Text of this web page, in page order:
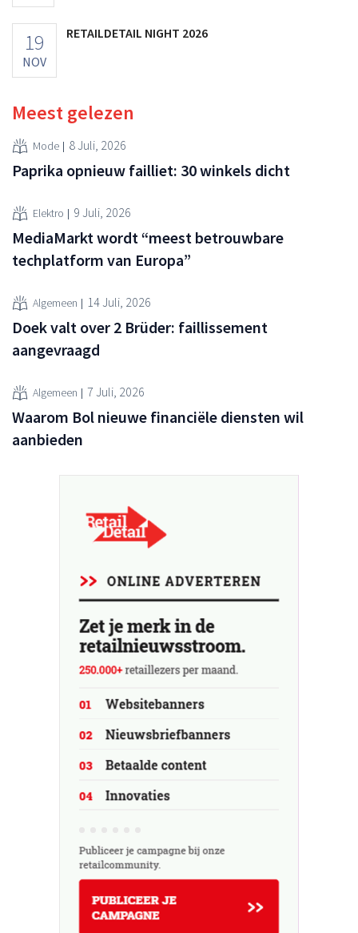
19
NOV
RETAILDETAIL NIGHT 2026
Meest gelezen
Mode 8 Juli, 2026
Paprika opnieuw failliet: 30 winkels dicht
Elektro 9 Juli, 2026
MediaMarkt wordt “meest betrouwbare
techplatform van Europa”
Algemeen 14 Juli, 2026
Doek valt over 2 Brüder: faillissement
aangevraagd
Algemeen 7 Juli, 2026
Waarom Bol nieuwe financiële diensten wil
aanbieden